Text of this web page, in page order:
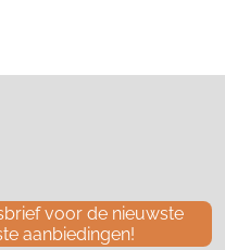
voor de nieuwste
aanbiedingen!